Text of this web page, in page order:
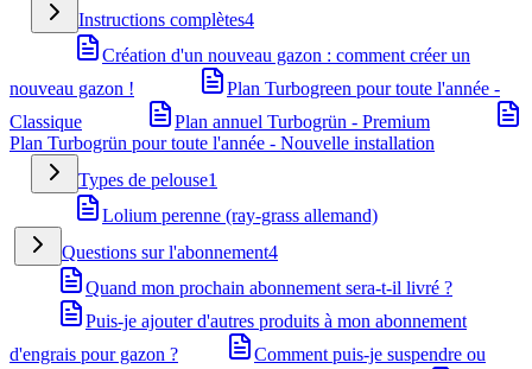
Instructions complètes4
Création d'un nouveau gazon : comment créer un
nouveau gazon !
Plan Turbogreen pour toute l'année -
Classique
Plan annuel Turbogrün - Premium
Plan Turbogrün pour toute l'année - Nouvelle installation
Types de pelouse1
Lolium perenne (ray-grass allemand)
Questions sur l'abonnement4
Quand mon prochain abonnement sera-t-il livré ?
Puis-je ajouter d'autres produits à mon abonnement
d'engrais pour gazon ?
Comment puis-je suspendre ou